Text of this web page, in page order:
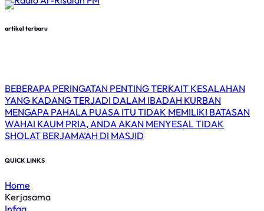
artikel terbaru
BEBERAPA PERINGATAN PENTING TERKAIT KESALAHAN
YANG KADANG TERJADI DALAM IBADAH KURBAN
MENGAPA PAHALA PUASA ITU TIDAK MEMILIKI BATASAN
WAHAI KAUM PRIA, ANDA AKAN MENYESAL TIDAK
SHOLAT BERJAMA’AH DI MASJID
QUICK LINKS
Home
Kerjasama